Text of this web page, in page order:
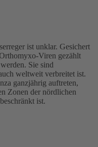
ist unklar. Gesichert
Viren gezählt
Sie sind
weltweit verbreitet ist.
ganzjährig auftreten,
Zonen der nördlichen
ist.